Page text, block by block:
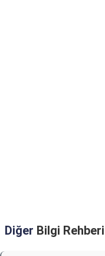
Diğer Bilgi Rehberi